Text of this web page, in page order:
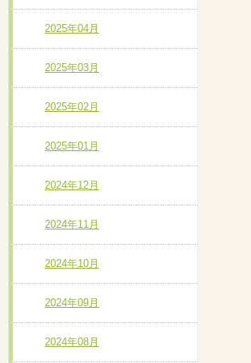
2025年04月
2025年03月
2025年02月
2025年01月
2024年12月
2024年11月
2024年10月
2024年09月
2024年08月